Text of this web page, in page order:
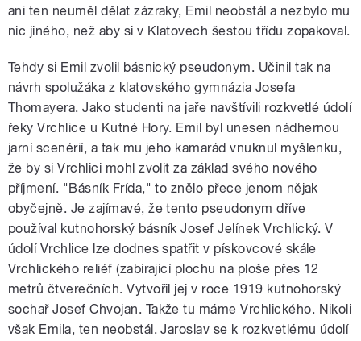
ani ten neuměl dělat zázraky, Emil neobstál a nezbylo mu
nic jiného, než aby si v Klatovech šestou třídu zopakoval.
Tehdy si Emil zvolil básnický pseudonym. Učinil tak na
návrh spolužáka z klatovského gymnázia Josefa
Thomayera. Jako studenti na jaře navštívili rozkvetlé údolí
řeky Vrchlice u Kutné Hory. Emil byl unesen nádhernou
jarní scenérií, a tak mu jeho kamarád vnuknul myšlenku,
že by si Vrchlici mohl zvolit za základ svého nového
příjmení. "Básník Frída," to znělo přece jenom nějak
obyčejně. Je zajímavé, že tento pseudonym dříve
používal kutnohorský básník Josef Jelínek Vrchlický. V
údolí Vrchlice lze dodnes spatřit v pískovcové skále
Vrchlického reliéf (zabírající plochu na ploše přes 12
metrů čtverečních. Vytvořil jej v roce 1919 kutnohorský
sochař Josef Chvojan. Takže tu máme Vrchlického. Nikoli
však Emila, ten neobstál. Jaroslav se k rozkvetlému údolí